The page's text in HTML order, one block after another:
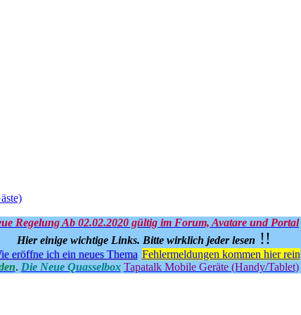
Regelung Ab 02.02.2020 gültig im Forum, Avatare und Portal
Hier einige wichtige Links. Bitte wirklich jeder lesen !!
eröffne ich ein neues Thema Fehlermeldungen kommen hier rein
. Die Neue Quasselbox Tapatalk Mobile Geräte (Handy/Tablet)